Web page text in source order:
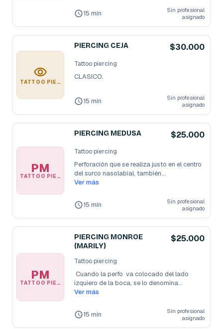
15 min
Sin profesional
asignado
TATTOO PIERCING
PIERCING CEJA $30.000
Tattoo piercing
CLASICO.
15 min
Sin profesional
asignado
PM
TATTOO PIERCING
PIERCING MEDUSA $25.000
Tattoo piercing
Perforación que se realiza justo en el centro
del surco nasolabial, también...
Ver más
15 min
Sin profesional
asignado
PM
TATTOO PIERCING
PIERCING MONROE
(MARILY)
$25.000
Tattoo piercing
Cuando la perfo  va colocado del lado
izquiero de la boca, se lo denomina...
Ver más
15 min
Sin profesional
asignado